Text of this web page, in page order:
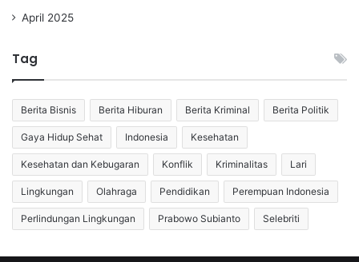
April 2025
Tag
Berita Bisnis Berita Hiburan Berita Kriminal Berita Politik
Gaya Hidup Sehat Indonesia Kesehatan
Kesehatan dan Kebugaran Konflik Kriminalitas Lari
Lingkungan Olahraga Pendidikan Perempuan Indonesia
Perlindungan Lingkungan Prabowo Subianto Selebriti